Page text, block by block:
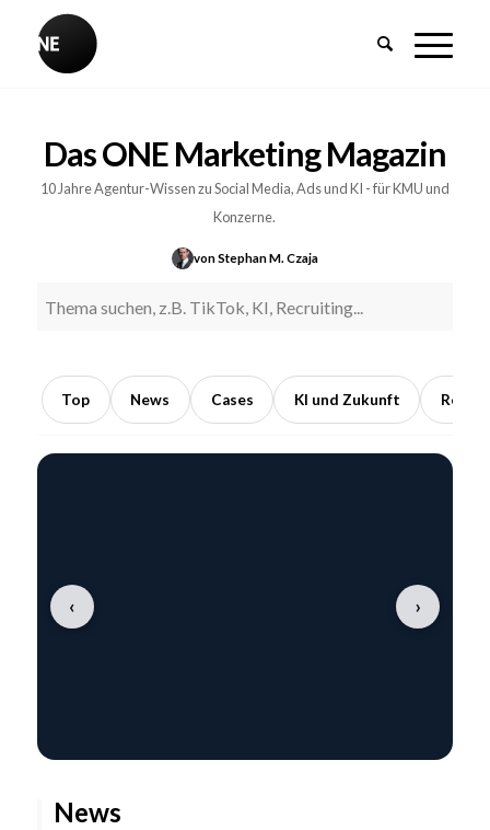
Das ONE Marketing Magazin
10 Jahre Agentur-Wissen zu Social Media, Ads und KI - für KMU und
Konzerne.
von Stephan M. Czaja
Top News Cases KI und Zukunft
PR:
Earned
Kooperationen
mit
Lesezeit
‹ ›
News